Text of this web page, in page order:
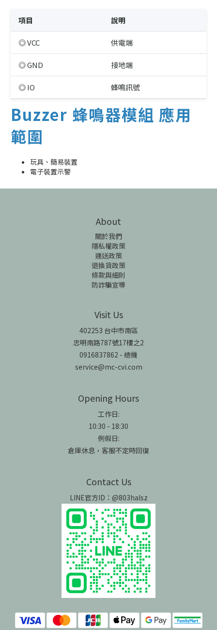
項目 說明
◎ VCC 供電端
◎ GND 接地端
◎ IO 蜂鳴訊號
Buzzer 蜂鳴器模組 應用
範圍
玩具、簡易裝置
電子裝置示警
About
關於我們
隱私權政策
運送政策
退換貨政策
條款與細則
防詐騙宣導
Visit Us
402253 台中市南區
忠明南路787號17樓之2
0916837862 - 總機
service@mc-cvi.com
Opening Hours
工作日:
10:30 - 18:30
例假日:
倉庫休息，客服不定時回復
Contact Us
LINE官方ID：@803halsz